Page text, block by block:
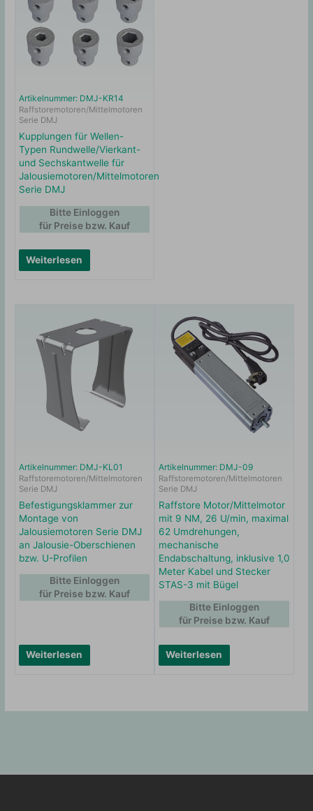
Artikelnummer: DMJ-KR14
Raffstoremotoren/Mittelmotoren
Serie DMJ
Kupplungen für Wellen-
Typen Rundwelle/Vierkant-
und Sechskantwelle für
Jalousiemotoren/Mittelmotoren
Serie DMJ
Weiterlesen
Bitte Einloggen
für Preise bzw. Kauf
Artikelnummer: DMJ-KL01
Raffstoremotoren/Mittelmotoren
Serie DMJ
Befestigungsklammer zur
Montage von
Jalousiemotoren Serie DMJ
an Jalousie-Oberschienen
bzw. U-Profilen
Weiterlesen
Bitte Einloggen
für Preise bzw. Kauf
Artikelnummer: DMJ-09
Raffstoremotoren/Mittelmotoren
Serie DMJ
Raffstore Motor/Mittelmotor
mit 9 NM, 26 U/min, maximal
62 Umdrehungen,
mechanische
Endabschaltung, inklusive 1,0
Meter Kabel und Stecker
STAS-3 mit Bügel
Weiterlesen
Bitte Einloggen
für Preise bzw. Kauf